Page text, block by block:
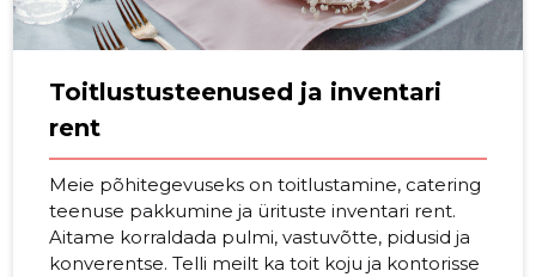
Toitlustusteenused ja inventari
rent
Meie põhitegevuseks on toitlustamine, catering
teenuse pakkumine ja ürituste inventari rent.
Aitame korraldada pulmi, vastuvõtte, pidusid ja
konverentse. Telli meilt ka toit koju ja kontorisse